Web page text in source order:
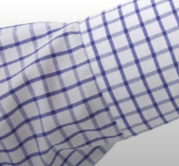
Inhalt
springen